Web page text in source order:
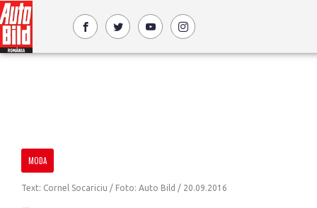
MODA
Text: Cornel Socariciu / Foto: Auto Bild / 20.09.2016